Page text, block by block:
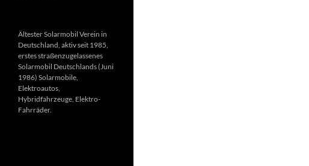
Ältester Solarmobil Verein in
Deutschland, aktiv seit 1985,
erstes straßenzugelassenes
Solarmobil Deutschlands (Juni
1986) Solarmobile,
Elektroautos,
Hybridfahrzeuge, Elektro-
Fahrräder.